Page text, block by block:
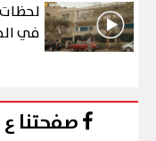
في الحلقة 10
صفحتنا